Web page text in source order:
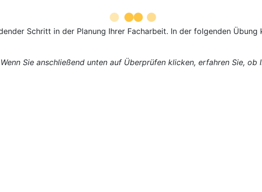
Schritt in der Planung Ihrer Facharbeit. In der folgenden
Sie anschließend unten auf Überprüfen klicken, erfahren Sie, ob